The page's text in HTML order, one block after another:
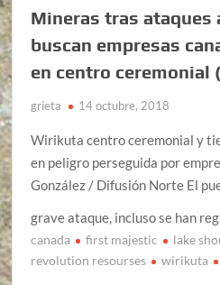
Mineras tras ataques
buscan empresas
en centro ceremonial
grieta 14 octubre, 2018
Wirikuta centro ceremonial y
en peligro perseguida por
González / Difusión Norte El
grave ataque, incluso se han
canada first majestic lake
revolution resourses
wirikuta